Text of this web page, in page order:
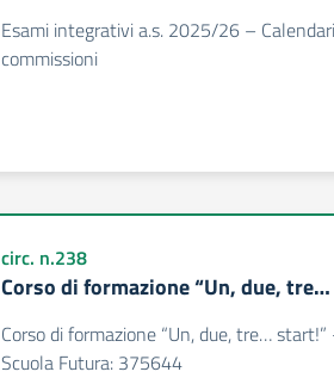
Esami integrativi a.s. 2025/26 –
commissioni
circ. n.238
Corso di formazione “Un, due,
Corso di formazione “Un, due, tre… start!”
Scuola Futura: 375644